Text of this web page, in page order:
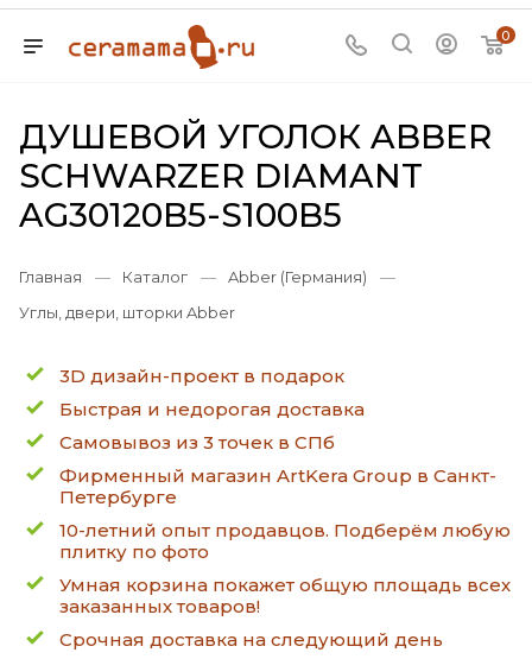
0
ДУШЕВОЙ УГОЛОК ABBER
SCHWARZER DIAMANT
AG30120B5-S100B5
Главная — Каталог — Abber (Германия)
—
Углы, двери, шторки Abber
3D дизайн-проект в подарок
Быстрая и недорогая доставка
Самовывоз из 3 точек в СПб
Фирменный магазин ArtKera Group в Санкт-
Петербурге
10-летний опыт продавцов. Подберём любую
плитку по фото
Умная корзина покажет общую площадь всех
заказанных товаров!
Срочная доставка на следующий день